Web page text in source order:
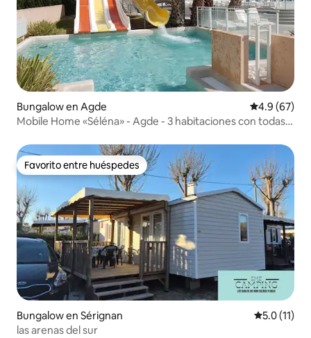
Bungalow en Agde Calificación
4.9 (67)
Mobile Home «Séléna» - Agde - 3 habitaciones con todas
Favorito entre huéspedes
Favorito entre huéspedes
Bungalow en Sérignan Calificación
5.0 (11)
las arenas del sur